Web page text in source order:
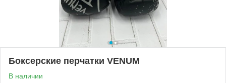
Боксерские перчатки VENUM
В наличии